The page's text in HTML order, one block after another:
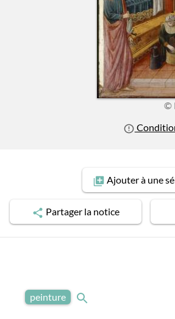
©
Ajouterà une
Partagerla notice
peinture